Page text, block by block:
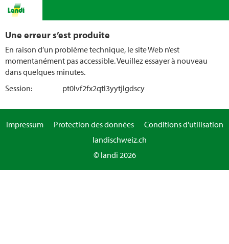
Une erreur s’est produite
En raison d’un problème technique, le site Web n’est
momentanément pas accessible. Veuillez essayer à nouveau
dans quelques minutes.
Session:
pt0lvf2fx2qtl3yytjlgdscy
Impressum Protection des données
Conditions d'utilisation
landischweiz.ch
© landi 2026